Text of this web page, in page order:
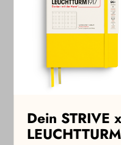
weiteren
Jahresabonnent:in
allen
exklusive Event-
Angebote
Zu
Dein STRIVE x